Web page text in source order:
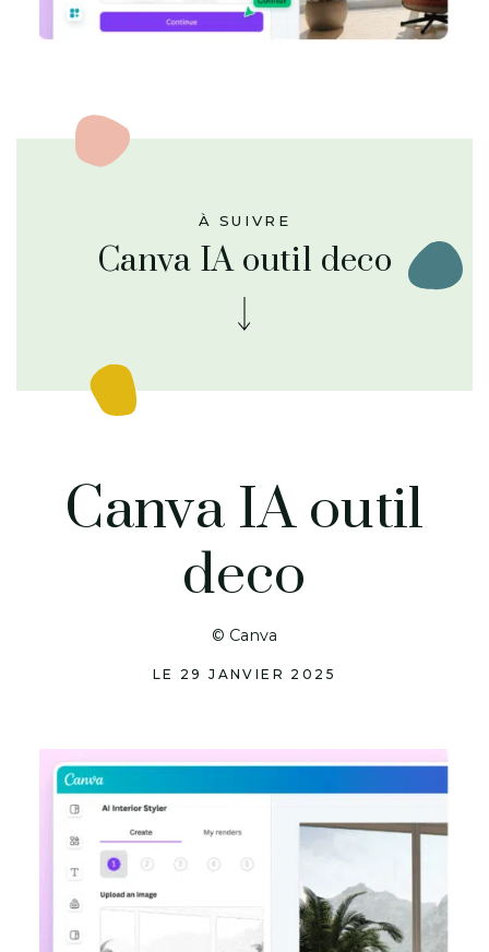
À SUIVRE
Canva IA outil deco
Canva IA outil
deco
© Canva
LE 29 JANVIER 2025